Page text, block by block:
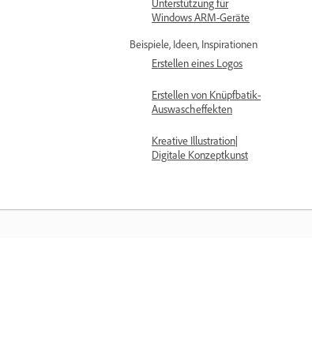
Unterstützung für
Windows ARM-Geräte
Beispiele, Ideen, Inspirationen
Erstellen eines Logos
Erstellen von Knüpfbatik-
Auswascheffekten
Kreative Illustration|
Digitale Konzeptkunst